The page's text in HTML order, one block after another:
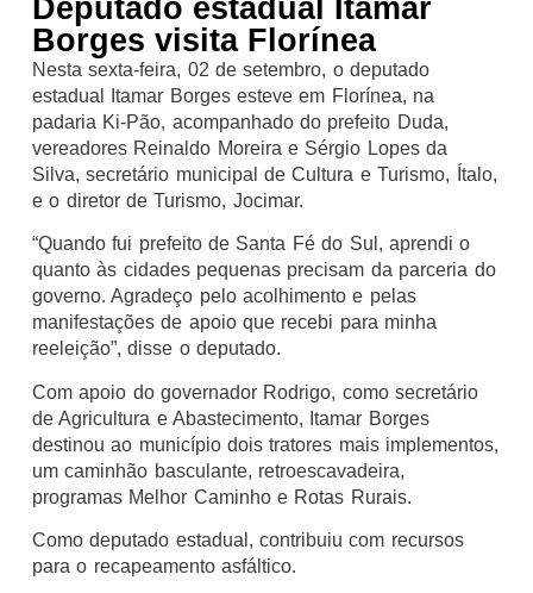
Deputado estadual Itamar
Borges visita Florínea
Nesta sexta-feira, 02 de setembro, o deputado
estadual Itamar Borges esteve em Florínea, na
padaria Ki-Pão, acompanhado do prefeito Duda,
vereadores Reinaldo Moreira e Sérgio Lopes da
Silva, secretário municipal de Cultura e Turismo, Ítalo,
e o diretor de Turismo, Jocimar.
“Quando fui prefeito de Santa Fé do Sul, aprendi o
quanto às cidades pequenas precisam da parceria do
governo. Agradeço pelo acolhimento e pelas
manifestações de apoio que recebi para minha
reeleição”, disse o deputado.
Com apoio do governador Rodrigo, como secretário
de Agricultura e Abastecimento, Itamar Borges
destinou ao município dois tratores mais implementos,
um caminhão basculante, retroescavadeira,
programas Melhor Caminho e Rotas Rurais.
Como deputado estadual, contribuiu com recursos
para o recapeamento asfáltico.